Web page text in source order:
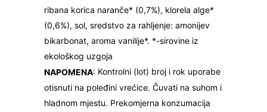
ribana korica naranče* (0,7%), klorela alge*
(0,6%), sol, sredstvo za rahljenje: amonijev
bikarbonat, aroma vanilije*. *-sirovine iz
ekološkog uzgoja
NAPOMENA: Kontrolni (lot) broj i rok uporabe
otisnuti na poleđini vrećice. Čuvati na suhom i
hladnom mjestu. Prekomjerna konzumacija